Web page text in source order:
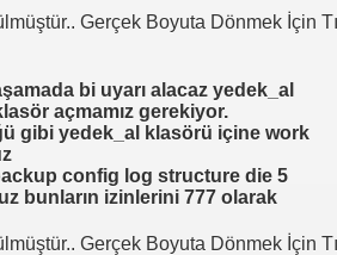
Gerçek Boyuta Dönmek İçin
bi uyarı alacaz yedek_al
açmamız gerekiyor.
gibi yedek_al klasörü içine work
config log structure die 5
bunların izinlerini 777 olarak
Gerçek Boyuta Dönmek İçin